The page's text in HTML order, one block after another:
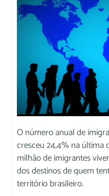
O número anual de
cresceu 24,4% na última
milhão de imigrantes
dos destinos de quem
território brasileiro.